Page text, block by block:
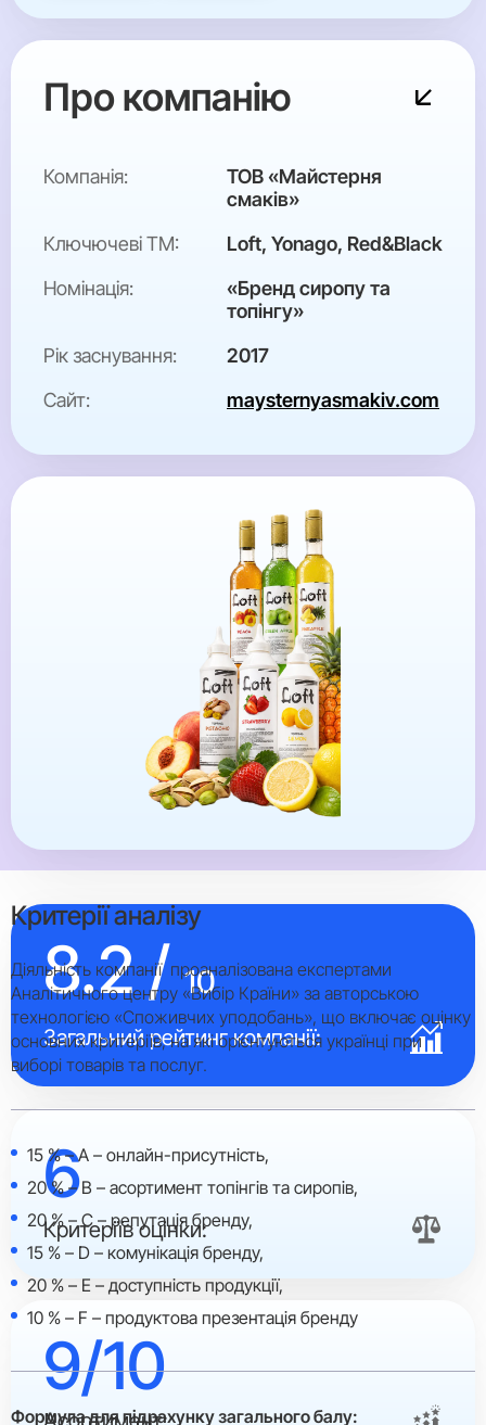
Про компанію
Компанія:
ТОВ «Майстерня
смаків»
Ключючеві ТМ:
Loft, Yonago, Red&Black
Номінація:
«Бренд сиропу та
топінгу»
Рік заснування:
2017
Сайт:
maysternyasmakiv.com
8.2 /10
Загальний рейтинг компанії:
6
Критеріїв оцінки:
9/10
Критерії аналізу
Діяльність компанії проаналізована експертами
Аналітичного центру «Вибір Країни» за авторською
технологією «Споживчих уподобань», що включає оцінку
основних критеріїв, на які орієнтуються українці при
виборі товарів та послуг.
15 % – A – онлайн-присутність,
20 % – B – асортимент топiнгiв та сиропiв,
20 % – C – репутація бренду,
15 % – D – комунікація бренду,
20 % – E – доступність продукції,
10 % – F – продуктова презентація бренду
Формула для підрахунку загального балу: